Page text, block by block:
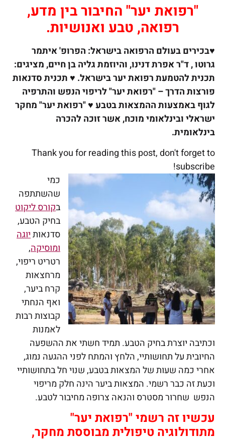
"רפואת יער" החיבור בין מדע,
רפואה, טבע ואנושיות.
♥בכירים בעולם הרפואה בישראל: הפרופ' איתמר
גרוטו , ד"ר אפרת דנינו, והיוזמת גליה בן חיים, מציגים:
תכנית להטמעת רפואת יער בישראל. ♥ תכנית סדנאות
פורצות הדרך – "רפואת יער" לריפוי הנפש והתרפיה
לגוף באמצעות ההמצאות בטבע ♥ "רפואת יער" מחקר
ישראלי ובינלאומי מוכח, אשר זוכה להכרה
בינלאומית.
Thank you for reading this post, don't forget to
subscribe!
כמי
שהשתתפה
בקורס ליקוט
בחיק הטבע,
סדנאותיוגה
ומוסיקה,
רטריט ריפוי,
מרחצאות
קרח ביער,
ואף הנחתי
קבוצות רבות
לאמנות
וכתיבה יוצרת בחיק הטבע. תמיד חשתי את ההשפעה
החיובית על תחושותיי, הלחץ והמתח לפני ההגעה נמוג,
אחרי כמה שעות של המצאות בטבע, שנוי חל בתחושותיי
וכעת זה כבר רשמי. המצאות ביער הינה חלק מריפוי
הנפש שחרור מסטרס והנאה צרופה מחיבור לטבע.
עכשיו זה רשמי "רפואת יער"
מתודולוגיה טיפולית מבוססת מחקר,